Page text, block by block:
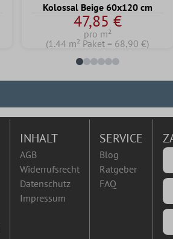
Kolossal Beige 60x120 cm
47,85 €
pro m²
(1.44 m² Paket = 68,90 €)
INHALT
AGB
Widerrufsrecht
Datenschutz
Impressum
SERVICE
Blog
Ratgeber
FAQ